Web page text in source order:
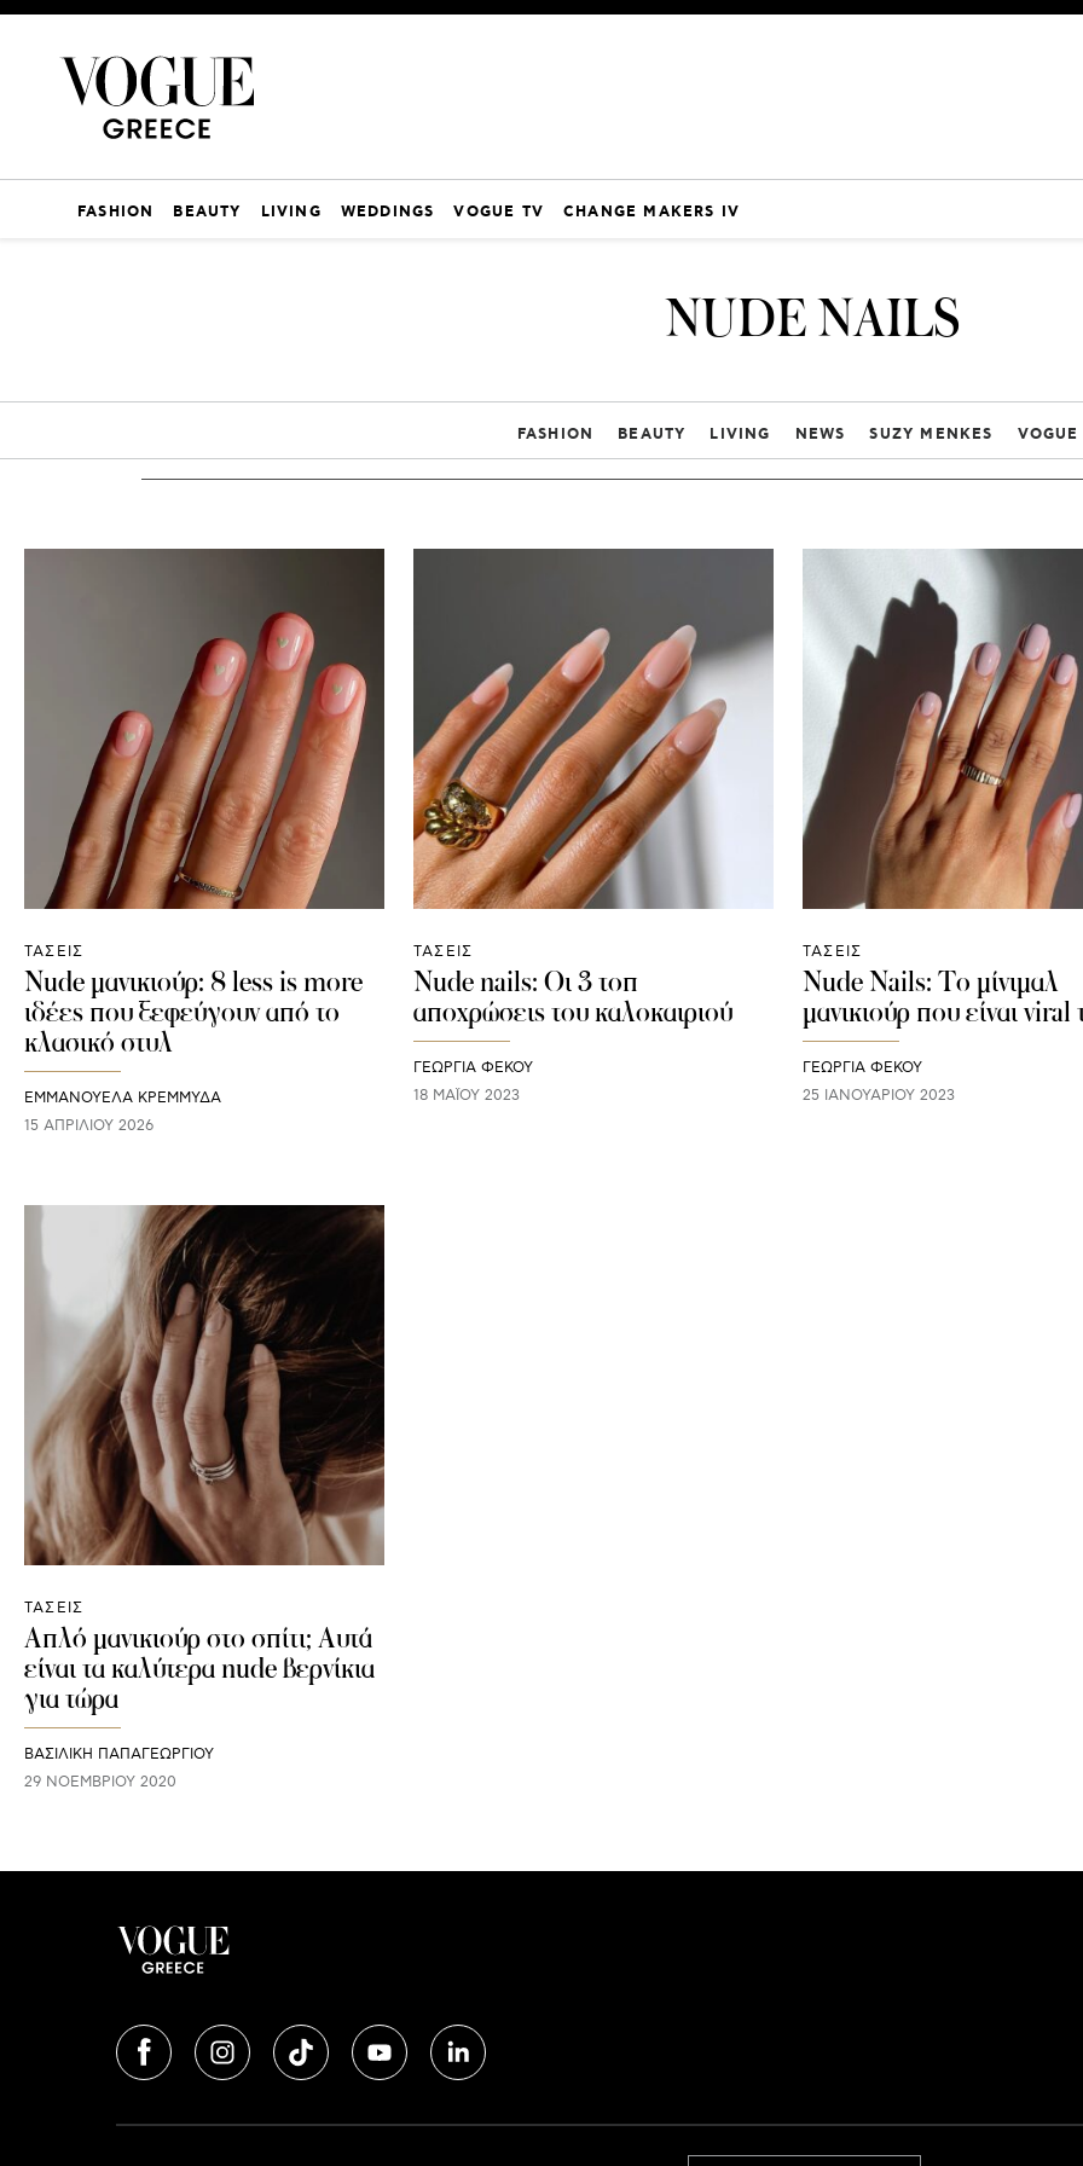
FASHION BEAUTY LIVING WEDDINGS VOGUE TV CHANGE MAKERS IV
NUDE NAILS
FASHION BEAUTY LIVING NEWS SUZY MENKES
ΤΑΣΕΙΣ
Nude μανικιούρ: 8 less is more
ιδέες που ξεφεύγουν από το
κλασικό στυλ
ΕΜΜΑΝΟΥΕΛΑ ΚΡΕΜΜΥΔΑ
15 ΑΠΡΙΛΊΟΥ 2026
ΤΑΣΕΙΣ
Nude nails: Οι 3 τοπ
αποχρώσεις του καλοκαιριού
ΓΕΩΡΓΙΑ ΦΕΚΟΥ
18 ΜΑΪ́ΟΥ 2023
ΤΑΣΕΙΣ
Nude Nails: Το μίνιμαλ
μανικιούρ που είναι viral
ΓΕΩΡΓΙΑ ΦΕΚΟΥ
25 ΙΑΝΟΥΑΡΊΟΥ 2023
ΤΑΣΕΙΣ
Απλό μανικιούρ στο σπίτι; Αυτά
είναι τα καλύτερα nude βερνίκια
για τώρα
ΒΑΣΙΛΙΚΗ ΠΑΠΑΓΕΩΡΓΙΟΥ
29 ΝΟΕΜΒΡΊΟΥ 2020